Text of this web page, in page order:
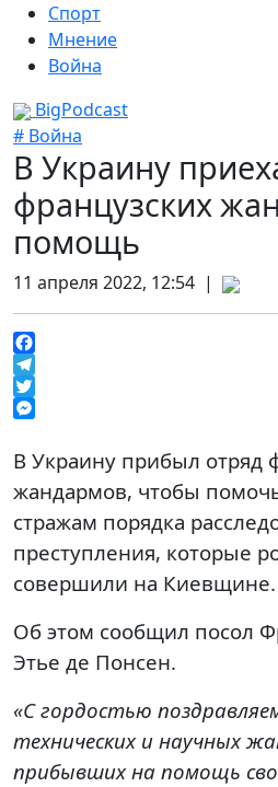
Спорт
Мнение
Война
BigPodcast
# Война
В Украину
французских
помощь
11 апреля 2022, 12:54 |
Facebook
Telegram
Twitter
В Украину прибыл отряд
жандармов, чтобы
стражам порядка
преступления, которые
совершили на Киевщине.
Об этом сообщил посол
Этье де Понсен.
«С гордостью
технических и научных
прибывших на помощь